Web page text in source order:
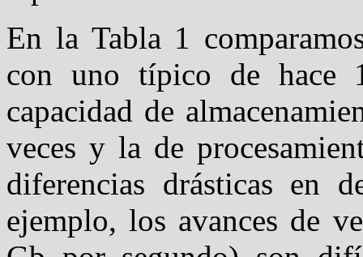
En la Tabla 1
con uno típico de hace
capacidad de
veces y la de
diferencias drásticas en
ejemplo, los avances de